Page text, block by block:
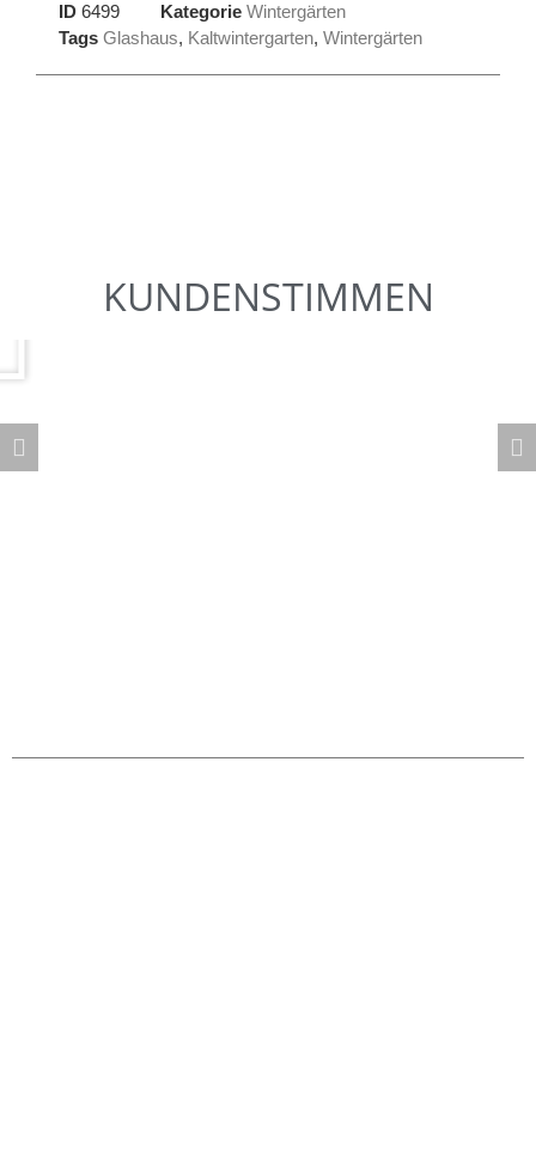
ID 6499 Kategorie Wintergärten
Tags Glashaus, Kaltwintergarten, Wintergärten
KUNDENSTIMMEN